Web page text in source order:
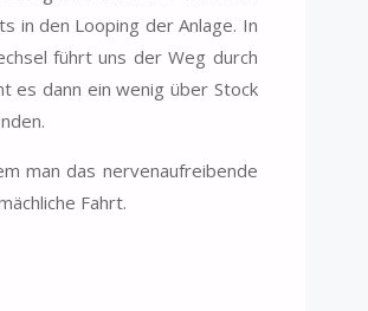
in den Looping der Anlage. In
führt uns der Weg durch
es dann ein wenig über Stock
man das nervenaufreibende
Fahrt.